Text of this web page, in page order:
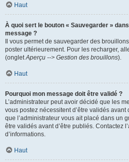
Haut
À quoi sert le bouton « Sauvegarder »
message ?
Il vous permet de sauvegarder des
poster ultérieurement. Pour les recharger,
(ongletAperçu --> Gestion des brouillons).
Haut
Pourquoi mon message doit être validé ?
L’administrateur peut avoir décidé que les
vous postez nécessitent d’être validés avant
que l’administrateur vous ait placé dans un
être validés avant d’être publiés. Contactez
d’informations.
Haut